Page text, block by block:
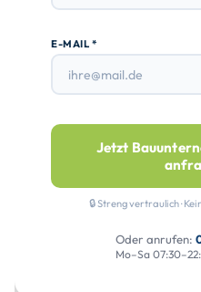
E-MAIL *
Jetzt
🔒 Streng vertraulich ·
Oder anrufen:
Mo–Sa